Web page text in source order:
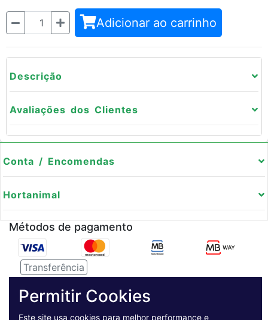
Quantidade Adicionar ao carrinho
Descrição
Avaliações dos Clientes
Conta / Encomendas
Hortanimal
Métodos de pagamento
Transferência
Permitir Cookies
Este site usa cookies para melhor performance e